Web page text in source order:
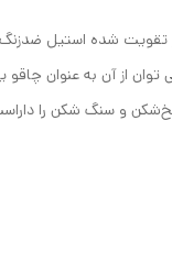
از آن به عنوان چاقو
یخ‌شکن و سنگ شکن را